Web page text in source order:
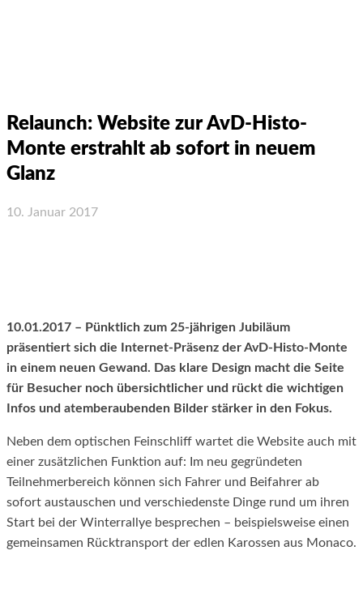
Relaunch: Website zur AvD-Histo-
Monte erstrahlt ab sofort in neuem
Glanz
10. Januar 2017
10.01.2017 – Pünktlich zum 25-jährigen Jubiläum
präsentiert sich die Internet-Präsenz der AvD-Histo-Monte
in einem neuen Gewand. Das klare Design macht die Seite
für Besucher noch übersichtlicher und rückt die wichtigen
Infos und atemberaubenden Bilder stärker in den Fokus.
Neben dem optischen Feinschliff wartet die Website auch mit
einer zusätzlichen Funktion auf: Im neu gegründeten
Teilnehmerbereich können sich Fahrer und Beifahrer ab
sofort austauschen und verschiedenste Dinge rund um ihren
Start bei der Winterrallye besprechen – beispielsweise einen
gemeinsamen Rücktransport der edlen Karossen aus Monaco.